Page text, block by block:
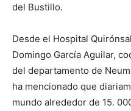
del Bustillo.
Desde el Hospital
Domingo García Aguilar,
del departamento de
ha mencionado que
mundo alrededor de 15.